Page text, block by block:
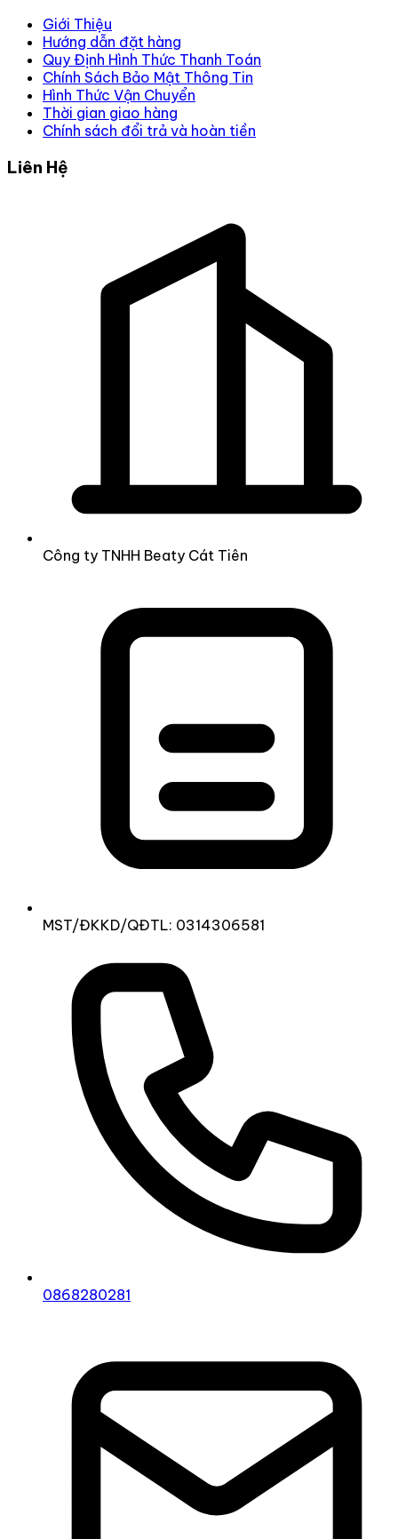
Giới Thiệu
Hướng dẫn đặt hàng
Quy Định Hình Thức Thanh Toán
Chính Sách Bảo Mật Thông Tin
Hình Thức Vận Chuyển
Thời gian giao hàng
Chính sách đổi trả và hoàn tiền
Liên Hệ
Công ty TNHH Beaty Cát Tiên
MST/ĐKKD/QĐTL: 0314306581
0868280281